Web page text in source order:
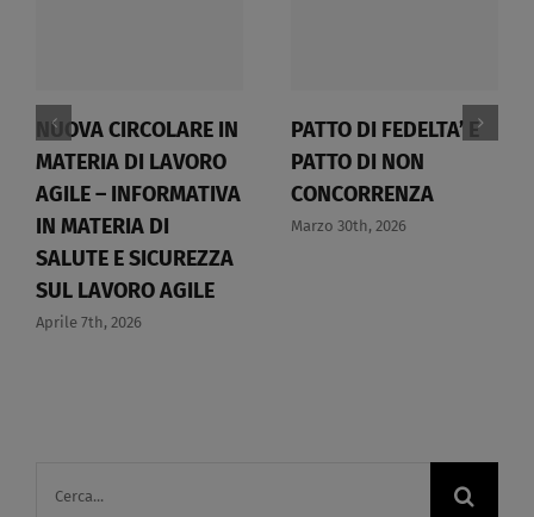
NUOVA CIRCOLARE IN
MATERIA DI LAVORO
AGILE – INFORMATIVA
IN MATERIA DI
SALUTE E SICUREZZA
SUL LAVORO AGILE​
Aprile 7th, 2026
PATTO DI FEDELTA’ E
PATTO DI NON
CONCORRENZA​
Marzo 30th, 2026